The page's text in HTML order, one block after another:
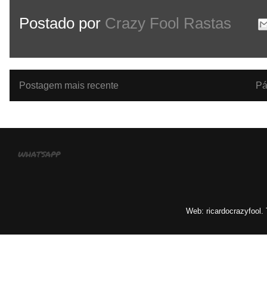
Postado por Crazy Fool Rastas
Postagem mais recente
whatsapp
Web: